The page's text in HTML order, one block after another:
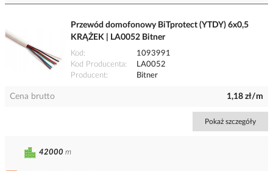
Przewód domofonowy BiTprotect (YTDY) 6x0,5
KRĄŻEK | LA0052 Bitner
Kod
1093991
Kod Producenta
LA0052
Producent
Bitner
Cena brutto 1,18 zł/m
Pokaż szczegóły
42000 m